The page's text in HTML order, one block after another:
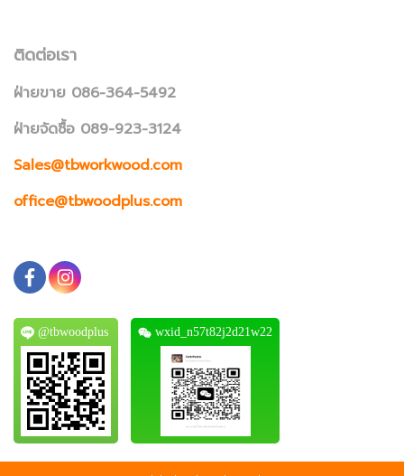
ติดต่อเรา
ฝ่ายขาย 086-364-5492
ฝ่ายจัดซื้อ 089-923-3124
Sales@tbworkwood.com
office@tbwoodplus.com
@tbwoodplus wxid_n57t82j2d21w22